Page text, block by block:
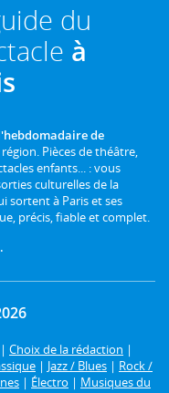
du
à
de
Pièces de théâtre,
enfants... : vous
culturelles de la
sortent à Paris et ses
précis, fiable et complet.
| Choix de la rédaction |
| Jazz / Blues | Rock /
| Électro | Musiques du